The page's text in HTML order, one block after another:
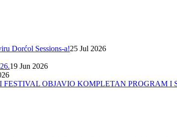
Dorćol Sessions-a!25 Jul 2026
19 Jun 2026
FESTIVAL OBJAVIO KOMPLETAN PROGRAM I